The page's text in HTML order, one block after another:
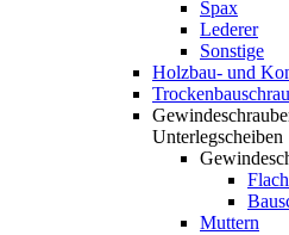
Spax
Lederer
Sonstige
Holzbau- und
Unterlegscheiben
Muttern